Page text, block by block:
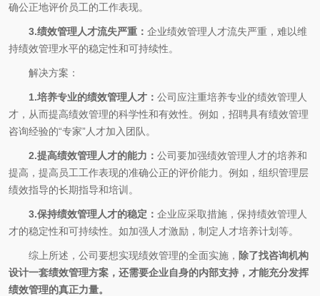
确公正地评价员工的工作表现。
3.绩效管理人才流失严重： 企业绩效管理人才流失严重，难以维
持绩效管理水平的稳定性和可持续性。
解决方案：
1.培养专业的绩效管理人才： 公司应注重培养专业的绩效管理人
才，从而提高绩效管理的科学性和有效性。例如，招聘具有绩效管理
咨询经验的“专家”人才加入团队。
2.提高绩效管理人才的能力： 公司要加强绩效管理人才的培养和
提高，提高员工工作表现的准确公正的评价能力。例如，组织管理层
绩效指导的长期指导和培训。
3.保持绩效管理人才的稳定： 企业应采取措施，保持绩效管理人
才的稳定性和可持续性。如加强人才激励，制定人才培养计划等。
综上所述，公司要想实现绩效管理的全面实施， 除了找咨询机构
设计一套绩效管理方案，还需要企业自身的内部支持，才能充分发挥
绩效管理的真正力量。